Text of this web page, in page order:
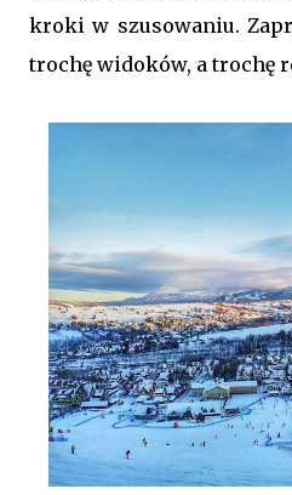
kroki w szusowaniu.
trochę widoków, a trochę